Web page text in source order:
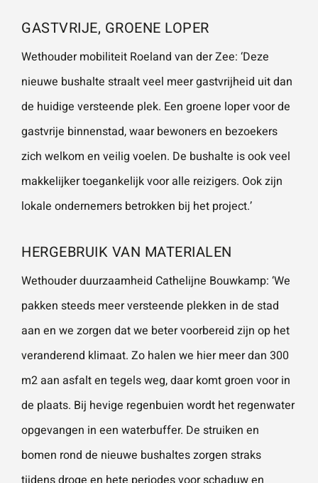
GASTVRIJE, GROENE LOPER
Wethouder mobiliteit Roeland van der Zee: ‘Deze
nieuwe bushalte straalt veel meer gastvrijheid uit dan
de huidige versteende plek. Een groene loper voor de
gastvrije binnenstad, waar bewoners en bezoekers
zich welkom en veilig voelen. De bushalte is ook veel
makkelijker toegankelijk voor alle reizigers. Ook zijn
lokale ondernemers betrokken bij het project.’
HERGEBRUIK VAN MATERIALEN
Wethouder duurzaamheid Cathelijne Bouwkamp: ‘We
pakken steeds meer versteende plekken in de stad
aan en we zorgen dat we beter voorbereid zijn op het
veranderend klimaat. Zo halen we hier meer dan 300
m2 aan asfalt en tegels weg, daar komt groen voor in
de plaats. Bij hevige regenbuien wordt het regenwater
opgevangen in een waterbuffer. De struiken en
bomen rond de nieuwe bushaltes zorgen straks